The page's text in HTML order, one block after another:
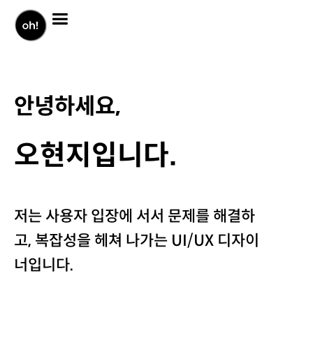
안녕하세요,
오현지입니다.
저는 사용자 입장에 서서 문제를 해결하
고, 복잡성을 헤쳐 나가는 UI/UX 디자이
너입니다.